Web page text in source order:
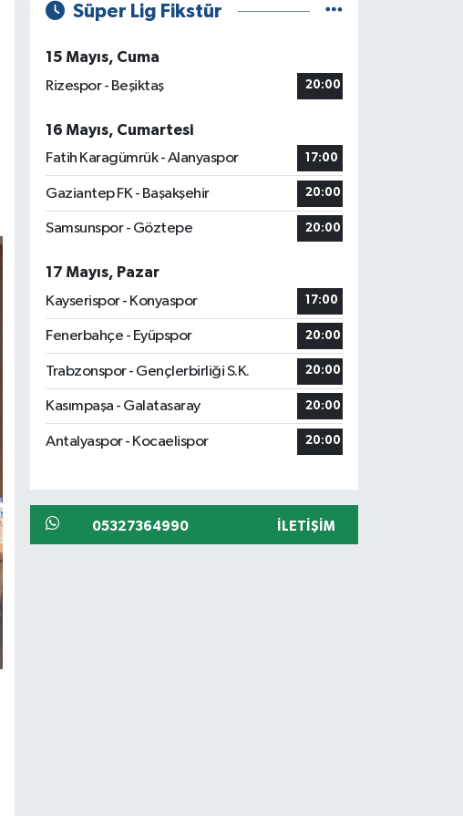
Süper Lig Fikstür
15 Mayıs, Cuma
Rizespor - Beşiktaş
20:00
16 Mayıs, Cumartesi
Fatih Karagümrük - Alanyaspor
17:00
Gaziantep FK - Başakşehir 20:00
Samsunspor - Göztepe 20:00
17 Mayıs, Pazar
Kayserispor - Konyaspor
17:00
Fenerbahçe - Eyüpspor 20:00
Trabzonspor - Gençlerbirliği S.K. 20:00
Kasımpaşa - Galatasaray 20:00
Antalyaspor - Kocaelispor 20:00
05327364990 İLETIŞIM